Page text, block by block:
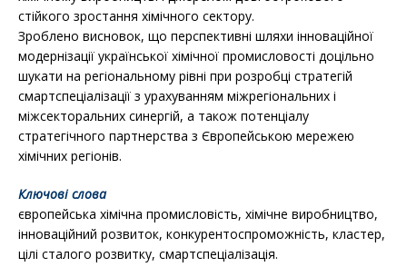
стійкого зростання хімічного сектору.
Зроблено висновок, що перспективні шляхи інноваційної
модернізації української хімічної промисловості доцільно
шукати на регіональному рівні при розробці стратегій
смартспеціалізації з урахуванням міжрегіональних і
міжсекторальних синергій, а також потенціалу
стратегічного партнерства з Європейською мережею
хімічних регіонів.
Ключові слова
європейська хімічна промисловість, хімічне виробництво,
інноваційний розвиток, конкурентоспроможність, кластер,
цілі сталого розвитку, смартспеціалізація.